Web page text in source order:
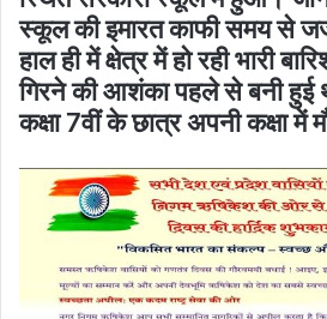
स्कूल की इमारत काफी समय से
हाल ही में क्षेत्र में हो रही भारी
गिरने की आशंका पहले से बनी हुई
कक्षा 7वीं के छात्र अपनी कक्षा में